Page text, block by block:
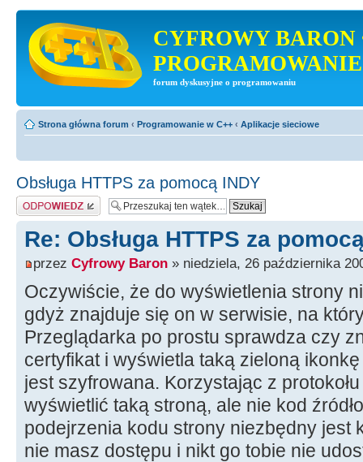
CYFROWY BARON
PROGRAMOWANIE
forum dyskusyjne o programowaniu
Strona główna forum ‹ Programowanie w C++ ‹ Aplikacje sieciowe
Obsługa HTTPS za pomocą INDY
Odpowiedz
Re: Obsługa HTTPS za
przez Cyfrowy Baron » niedziela, 26 października
Oczywiście, że do wyświetlenia strony
gdyż znajduje się on w serwisie, na
Przeglądarka po prostu sprawdza czy
certyfikat i wyświetla taką zieloną
jest szyfrowana. Korzystając z
wyświetlić taką stroną, ale nie kod
podejrzenia kodu strony niezbędny jest
nie masz dostępu i nikt go tobie nie